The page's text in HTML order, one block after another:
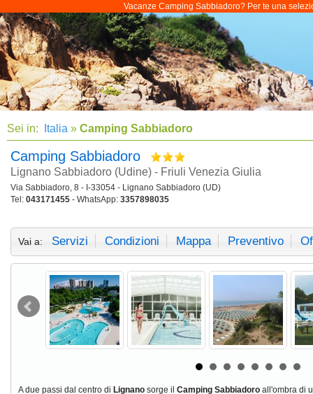
Vacanze Camping Sabbiadoro? Per te una
Sei in: Italia » Camping Sabbiadoro
Camping Sabbiadoro
Lignano Sabbiadoro (Udine) - Friuli Venezia Giulia
Via Sabbiadoro, 8 - I-33054 - Lignano Sabbiadoro (UD)
Tel: 043171455 - WhatsApp: 3357898035
Vai a: Servizi Condizioni Mappa Preventivo
A due passi dal centro di Lignano sorge il Camping Sabbiadoro all'ombra di